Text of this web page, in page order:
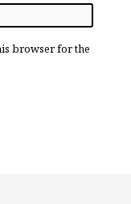
browser for the